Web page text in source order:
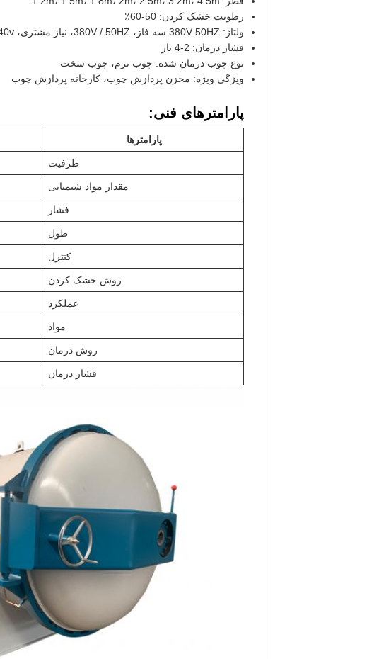
رطوبت خشک کردن: 50-60٪
ولتاژ: 380V 50HZ سه فاز، 380V / 50HZ، نیاز مشتری، 220v / 380v / 440v اختیاری
فشار درمان: 2-4 بار
نوع چوب درمان شده: چوب نرم، چوب سخت
ویژگی ویژه: مخزن پردازش چوب، کارخانه پردازش چوب
پارامترهای فنی:
پارامترها
ظرفیت
مقدار مواد شیمیایی
فشار
طول
کنترل
روش خشک کردن
عملکرد
مواد
روش درمان
فشار درمان